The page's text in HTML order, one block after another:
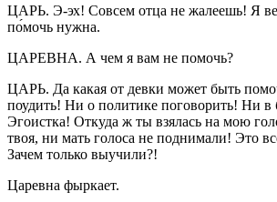
ЦАРЬ. Э-эх! Совсем отца не жалеешь! Я
по́мочь нужна.
ЦАРЕВНА. А чем я вам не помочь?
ЦАРЬ. Да какая от девки может быть
поудить! Ни о политике поговорить! Ни в
Эгоистка! Откуда ж ты взялась на мою
твоя, ни мать голоса не поднимали! Это
Зачем только выучили?!
Царевна фыркает.